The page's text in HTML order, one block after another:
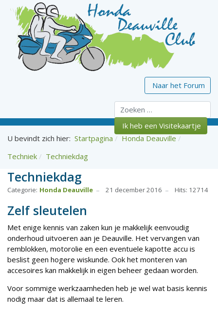
Naar het Forum
Zoeken
Ik heb een Visitekaartje
U bevindt zich hier: Startpagina
Honda Deauville
Techniek
Techniekdag
Techniekdag
Categorie: Honda Deauville 21 december 2016 Hits: 12714
Zelf sleutelen
Met enige kennis van zaken kun je makkelijk eenvoudig
onderhoud uitvoeren aan je Deauville. Het vervangen van
remblokken, motorolie en een eventuele kapotte accu is
beslist geen hogere wiskunde. Ook het monteren van
accesoires kan makkelijk in eigen beheer gedaan worden.
Voor sommige werkzaamheden heb je wel wat basis kennis
nodig maar dat is allemaal te leren.